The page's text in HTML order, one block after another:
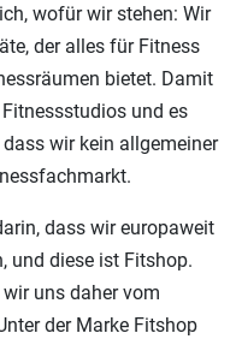
wofür wir stehen: Wir
der alles für Fitness
bietet. Damit
und es
wir kein allgemeiner
dass wir europaweit
und diese ist Fitshop.
uns daher vom
der Marke Fitshop